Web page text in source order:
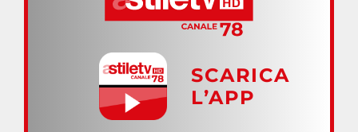
SCARICA
L’APP